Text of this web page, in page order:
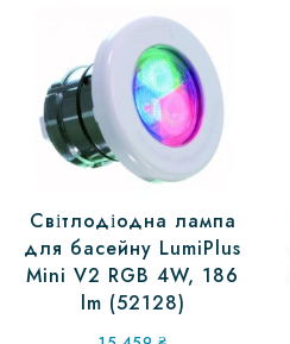
Світлодіодна лампа
для басейну LumiPlus
Mini V2 RGB 4W, 186
lm (52128)